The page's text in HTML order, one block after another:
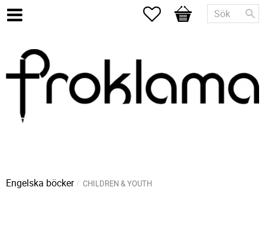
Favoriter
Kundvagn
Engelska böcker CHILDREN & YOUTH